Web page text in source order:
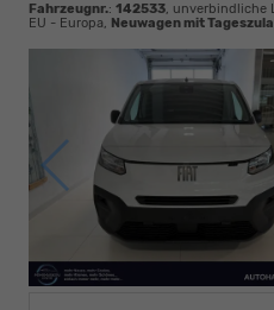
Fahrzeugnr.: 142533, unverbindliche
EU - Europa, Neuwagen mit